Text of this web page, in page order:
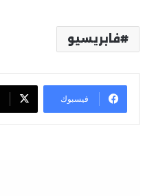
فابريسيو
فيسبوك